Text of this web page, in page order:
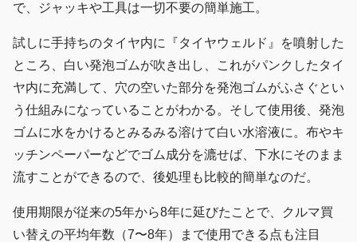
で、ジャッキや工具は一切不要の簡単施工。
試しに手持ちのタイヤ内に『タイヤウェルド』を噴射した
ところ、白い発泡ゴムが吹き出し、これがパンクしたタイ
ヤ内に充満して、穴の空いた部分を発泡ゴムがふさぐとい
う仕組みになっていることがわかる。そして使用後、発泡
ゴムに水をかけるとみるみる溶けて白い水溶液に。布やキ
ッチンペーパーなどでゴム成分を漉せば、下水にそのまま
流すことができるので、後処理も比較的簡単なのだ。
使用期限が従来の5年から8年に延びたことで、クルマ買
い替えの平均年数（7〜8年）まで使用できる点も注目